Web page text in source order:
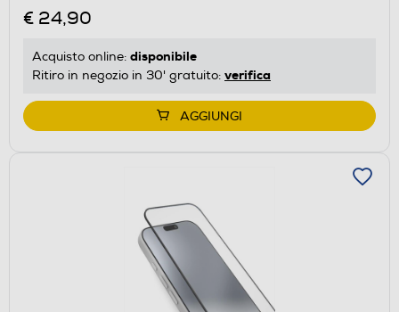
€ 24,90
Acquisto online: disponibile
Ritiro in negozio in 30' gratuito: verifica
AGGIUNGI